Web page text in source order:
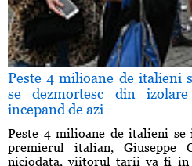
Peste 4 milioane de italieni
se dezmortesc din
incepand de azi
Peste 4 milioane de italieni
premierul italian, Giuseppe
niciodata, viitorul tarii va fi in